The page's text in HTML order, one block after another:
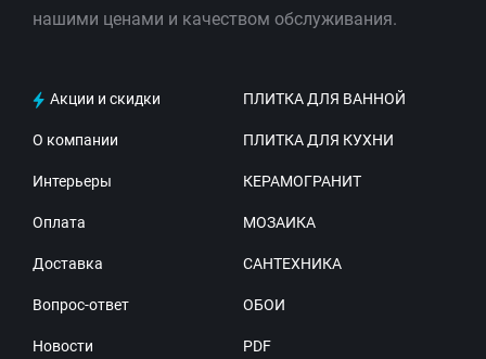
нашими ценами и качеством обслуживания.
Акции и скидки
О компании
Интерьеры
Оплата
Доставка
Вопрос-ответ
Новости
ПЛИТКА ДЛЯ ВАННОЙ
ПЛИТКА ДЛЯ КУХНИ
КЕРАМОГРАНИТ
МОЗАИКА
САНТЕХНИКА
ОБОИ
PDF